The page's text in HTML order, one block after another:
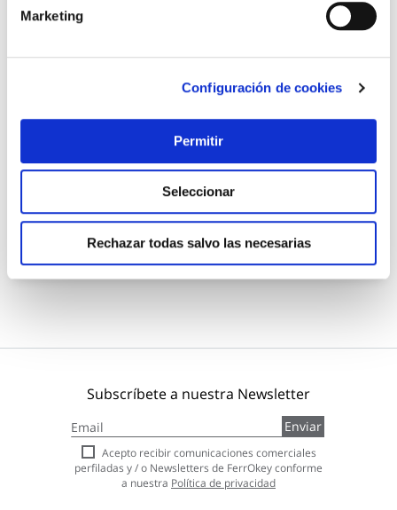
Marketing
Configuración de cookies
Permitir
Seleccionar
Rechazar todas salvo las necesarias
18,95 €
Añadir al carrito
Subscríbete a nuestra Newsletter
a
nuestro
boletín
de
Enviar
Acepto recibir comunicaciones comerciales
perfiladas y / o Newsletters de FerrOkey conforme
a nuestra Política de privacidad